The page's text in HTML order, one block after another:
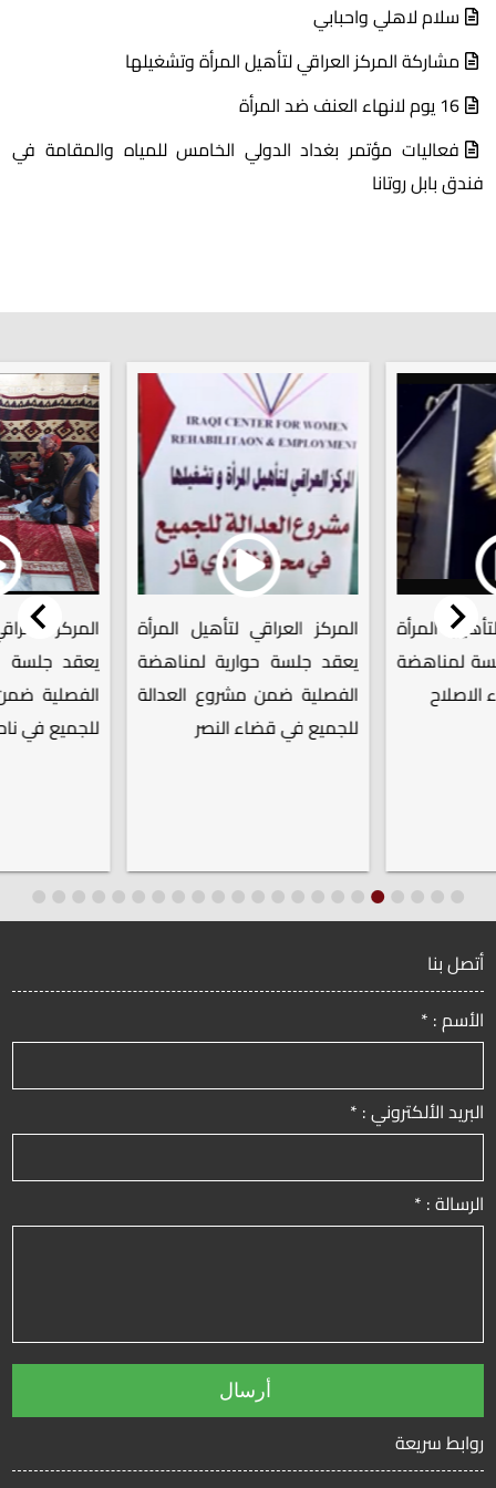
مشاركة المركز العراقي لتأهيل المرأة وتشغيلها
16 يوم لانهاء العنف ضد المرأة
فعاليات مؤتمر بغداد الدولي الخامس للمياه والمقامة في
فندق بابل روتانا
المرأة
لمناهضة
المركز العراقي لتأهيل المرأة
يعقد جلسة حوارية لمناهضة
الفصلية ضمن مشروع العدالة
للجميع في قضاء النصر
المركز
يعقد جلسة
الفصلية ضمن
للجميع في
أتصل بنا
الأسم : *
البريد الألكتروني : *
الرسالة : *
روابط سريعة